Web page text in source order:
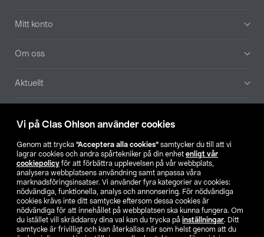
Vi på Clas Ohlson använder cookies
Genom att trycka ”Acceptera alla cookies” samtycker du till att vi
lagrar cookies och andra spårtekniker på din enhet enligt vår
cookiepolicy för att förbättra upplevelsen på vår webbplats,
analysera webbplatsens användning samt anpassa våra
marknadsföringsinsatser. Vi använder fyra kategorier av cookies:
nödvändiga, funktionella, analys och annonsering. För nödvändiga
cookies krävs inte ditt samtycke eftersom dessa cookies är
nödvändiga för att innehållet på webbplatsen ska kunna fungera. Om
du istället vill skräddarsy dina val kan du trycka på inställningar. Ditt
samtycke är frivilligt och kan återkallas när som helst genom att du
Mitt konto
Om oss
Aktuellt
Hitta butik
SE NO FI